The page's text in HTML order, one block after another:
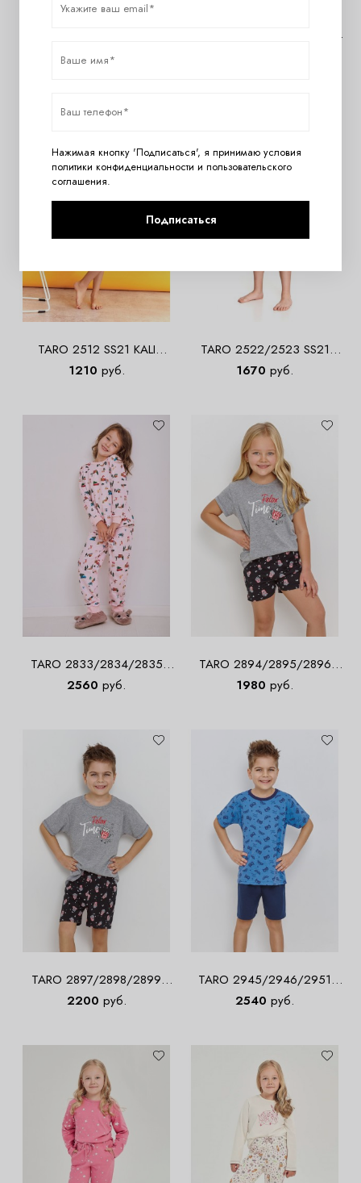
с шортами
1690руб.
TARO 2512 SS21 KALI
Сорочка для девочек
1210 руб.
TARO 2522/2523 SS21
KAROLEK Пижама для
1670 руб.
TARO 2833/2834/2835
AW22/23 LAURA Пижама
2560 руб.
TARO 2894/2895/2896
RELAX Пижама для девочек
1980 руб.
TARO 2897/2898/2899
RELAX Пижама для
мальчиков с шортами
2200 руб.
TARO 2945/2946/2951
WILLIAM Пижама для
мальчиков с шортами
2540 руб.
Нажимая кнопку 'Подписаться', я принимаю условия
политики конфиденциальности и пользовательского
соглашения.
Подписаться